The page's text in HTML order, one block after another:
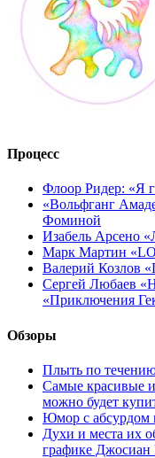
Процесс
Флоор Ридер: «Я
«Вольфганг
Фоминой
Изабель Арсено
Марк Мартин
Валерий Козлов
Сергей Любаев
«Приключения
Обзоры
Плыть по
Самые красивые
можно будет
Юмор с абсурдом
Духи и места их
графике Джосиан